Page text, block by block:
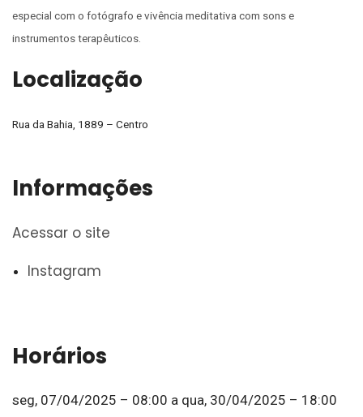
especial com o fotógrafo e vivência meditativa com sons e
instrumentos terapêuticos.
Localização
Rua da Bahia, 1889 – Centro
Informações
Acessar o site
Instagram
Horários
seg, 07/04/2025 – 08:00 a qua, 30/04/2025 – 18:00